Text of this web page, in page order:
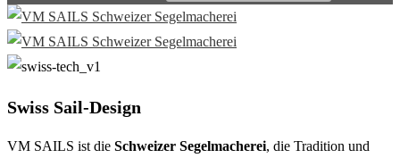
Swiss Sail-Design
VM SAILS ist die Schweizer Segelmacherei, die Tradition und